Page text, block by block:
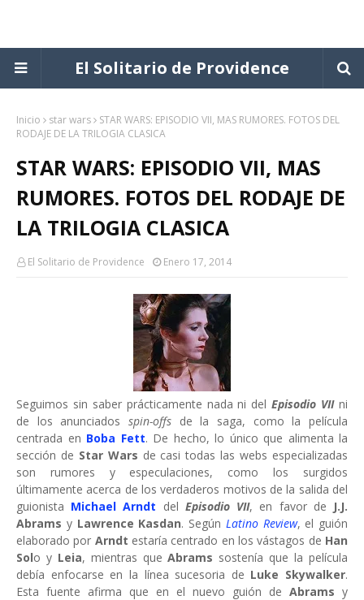
El Solitario de Providence
Inicio star wars
STAR WARS: EPISODIO VII, MAS RUMORES. FOTOS DEL
RODAJE DE LA TRILOGIA CLASICA
STAR WARS: EPISODIO VII, MAS
RUMORES. FOTOS DEL RODAJE DE
LA TRILOGIA CLASICA
El Solitario de Providence Enero 17, 2014
Seguimos sin saber prácticamente nada ni del Episodio VIIni
de los anunciados spin-offs de la saga, como la película
centrada en Boba Fett. De hecho, lo único que alimenta la
sección de Star Wars de casi todas las webs especializadas
son rumores y especulaciones, como los surgidos
últimamente acerca de los verdaderos motivos de la salida del
guionista Michael Arndt del Episodio VII, en favor de J.J.
Abrams y Lawrence Kasdan. Según Latino Review, el guión
elaborado por Arndt estaría centrado en los vástagos de Han
Solo y Leia, mientras queAbrams sostenía que la película
debía enfocarse en la línea sucesoria de Luke Skywalker.
Esta fuente afirma que en el nuevo guión de Abrams y